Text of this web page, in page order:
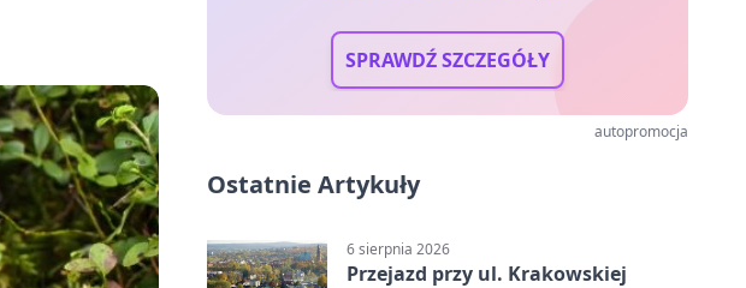
SPRAWDŹ SZCZEGÓŁY
autopromocja
Ostatnie Artykuły
6 sierpnia 2026
Przejazd przy ul. Krakowskiej